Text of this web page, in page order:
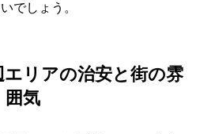
でしょう。
リアの治安と街の雰
囲気